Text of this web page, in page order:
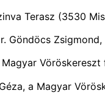
Terasz (3530
Göndöcs Zsigmond,
Magyar
Géza, a Magyar